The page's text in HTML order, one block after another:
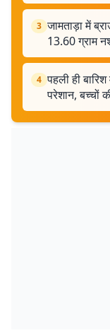
3 जामताड़ा में
13.60 ग्राम
4 पहली ही
परेशान, बच्चों